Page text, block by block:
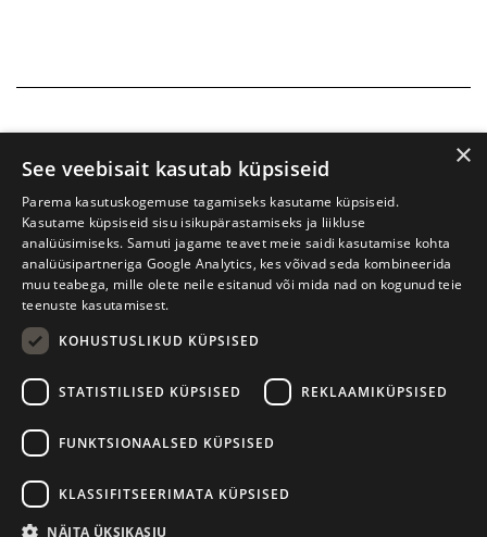
Prima Vista kirjandusfestival
+372 56906836
Kodulehe tegemine - AMA
×
See veebisait kasutab küpsiseid
Parema kasutuskogemuse tagamiseks kasutame küpsiseid.
Kasutame küpsiseid sisu isikupärastamiseks ja liikluse
analüüsimiseks. Samuti jagame teavet meie saidi kasutamise kohta
analüüsipartneriga Google Analytics, kes võivad seda kombineerida
muu teabega, mille olete neile esitanud või mida nad on kogunud teie
teenuste kasutamisest.
KOHUSTUSLIKUD KÜPSISED
STATISTILISED KÜPSISED REKLAAMIKÜPSISED
FUNKTSIONAALSED KÜPSISED
KLASSIFITSEERIMATA KÜPSISED
NÄITA ÜKSIKASJU